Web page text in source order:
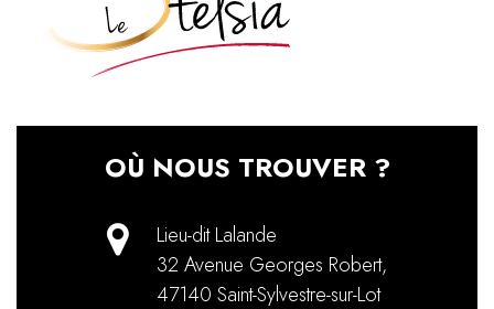
OÙ NOUS TROUVER ?
Lieu-dit Lalande
32 Avenue Georges Robert,
47140 Saint-Sylvestre-sur-Lot